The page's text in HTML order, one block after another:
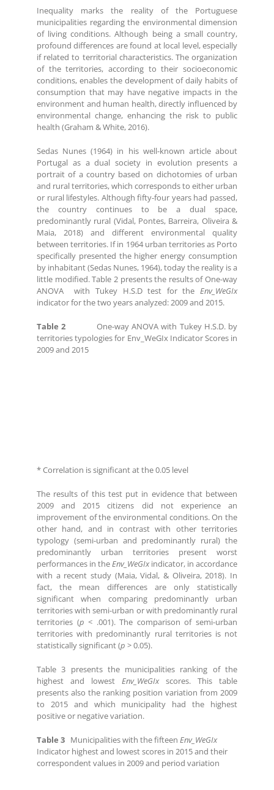
Inequality marks the reality of the Portuguese
municipalities regarding the environmental dimension
of living conditions. Although being a small country,
profound differences are found at local level, especially
if related to territorial characteristics. The organization
of the territories, according to their socioeconomic
conditions, enables the development of daily habits of
consumption that may have negative impacts in the
environment and human health, directly influenced by
environmental change, enhancing the risk to public
health (Graham & White, 2016).
Sedas Nunes (1964) in his well-known article about
Portugal as a dual society in evolution presents a
portrait of a country based on dichotomies of urban
and rural territories, which corresponds to either urban
or rural lifestyles. Although fifty-four years had passed,
the country continues to be a dual space,
predominantly rural (Vidal, Pontes, Barreira, Oliveira &
Maia, 2018) and different environmental quality
between territories. If in 1964 urban territories as Porto
specifically presented the higher energy consumption
by inhabitant (Sedas Nunes, 1964), today the reality is a
little modified. Table 2 presents the results of One-way
ANOVA with Tukey H.S.D test for the Env_WeGIx
indicator for the two years analyzed: 2009 and 2015.
Table 2
One-way ANOVA with Tukey H.S.D. by
territories typologies for Env_WeGIx Indicator Scores in
2009 and 2015
* Correlation is significant at the 0.05 level
The results of this test put in evidence that between
2009 and 2015 citizens did not experience an
improvement of the environmental conditions. On the
other hand, and in contrast with other territories
typology (semi-urban and predominantly rural) the
predominantly urban territories present worst
performances in theEnv_WeGIxindicator, in accordance
with a recent study (Maia, Vidal, & Oliveira, 2018). In
fact, the mean differences are only statistically
significant when comparing predominantly urban
territories with semi-urban or with predominantly rural
territories (p < .001). The comparison of semi-urban
territories with predominantly rural territories is not
statistically significant (p > 0.05).
Table 3 presents the municipalities ranking of the
highest and lowest Env_WeGIxscores. This table
presents also the ranking position variation from 2009
to 2015 and which municipality had the highest
positive or negative variation.
Table 3 Municipalities with the fifteen Env_WeGIx
Indicator highest and lowest scores in 2015 and their
correspondent values in 2009 and period variation